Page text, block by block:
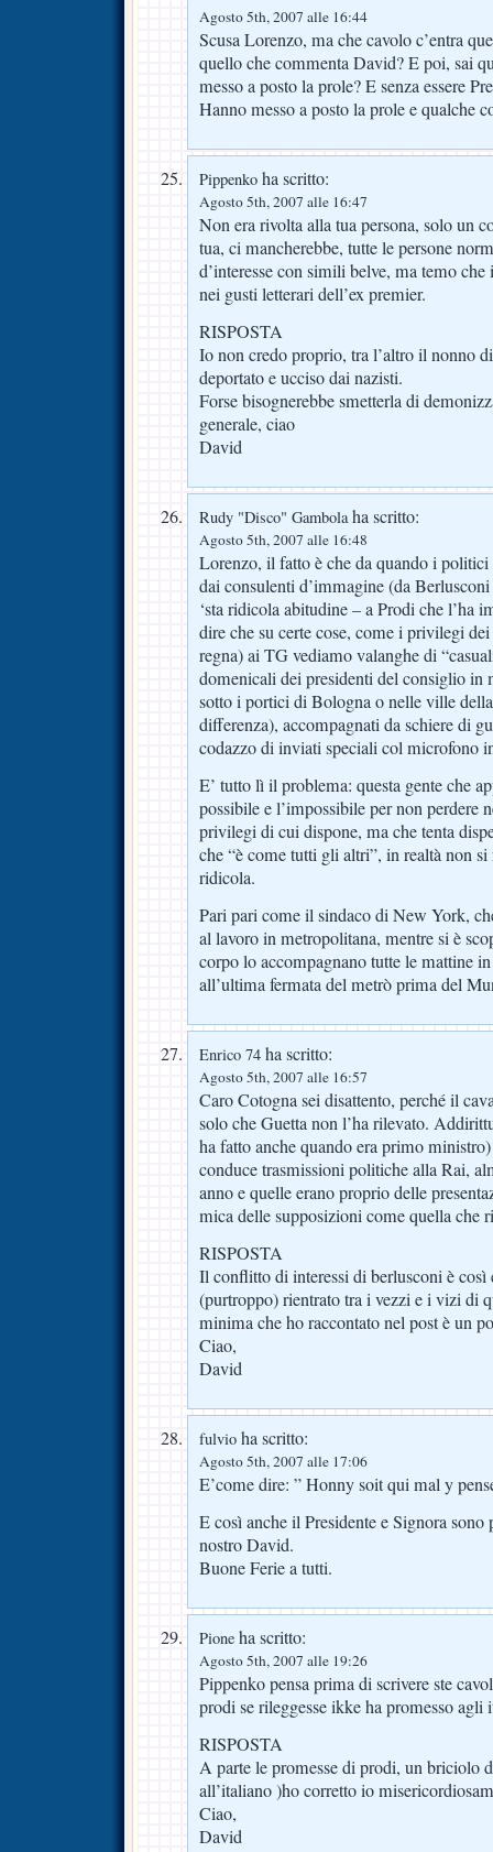
Agosto 5th, 2007 alle 16:44
Scusa Lorenzo, ma che cavolo c’entra
quello che commenta David? E poi, sai
messo a posto la prole? E senza essere
Hanno messo a posto la prole e qualche
Pippenko ha scritto:
Agosto 5th, 2007 alle 16:47
Non era rivolta alla tua persona, solo un
tua, ci mancherebbe, tutte le persone
d’interesse con simili belve, ma temo
nei gusti letterari dell’ex premier.
RISPOSTA
Io non credo proprio, tra l’altro il nonno
deportato e ucciso dai nazisti.
Forse bisognerebbe smetterla di
generale, ciao
David
Rudy "Disco" Gambolaha scritto:
Agosto 5th, 2007 alle 16:48
Lorenzo, il fatto è che da quando i politici
dai consulenti d’immagine (da
‘sta ridicola abitudine – a Prodi che l’ha
dire che su certe cose, come i privilegi
regna) ai TG vediamo valanghe di
domenicali dei presidenti del consiglio
sotto i portici di Bologna o nelle ville
differenza), accompagnati da schiere di
codazzo di inviati speciali col microfono
E’ tutto lì il problema: questa gente che
possibile e l’impossibile per non perdere
privilegi di cui dispone, ma che tenta
che “è come tutti gli altri”, in realtà non
ridicola.
Pari pari come il sindaco di New York,
al lavoro in metropolitana, mentre si è
corpo lo accompagnano tutte le mattine
all’ultima fermata del metrò prima del
Enrico 74 ha scritto:
Agosto 5th, 2007 alle 16:57
Caro Cotogna sei disattento, perché il
solo che Guetta non l’ha rilevato.
ha fatto anche quando era primo
conduce trasmissioni politiche alla Rai,
anno e quelle erano proprio delle
mica delle supposizioni come quella che
RISPOSTA
Il conflitto di interessi di berlusconi è così
(purtroppo) rientrato tra i vezzi e i vizi di
minima che ho raccontato nel post è un
Ciao,
David
fulvio ha scritto:
Agosto 5th, 2007 alle 17:06
E’come dire: ” Honny soit qui mal y
E così anche il Presidente e Signora sono
nostro David.
Buone Ferie a tutti.
Pione ha scritto:
Agosto 5th, 2007 alle 19:26
Pippenko pensa prima di scrivere ste
prodi se rileggesse ikke ha promesso
RISPOSTA
A parte le promesse di prodi, un briciolo
all’italiano )ho corretto io
Ciao,
David